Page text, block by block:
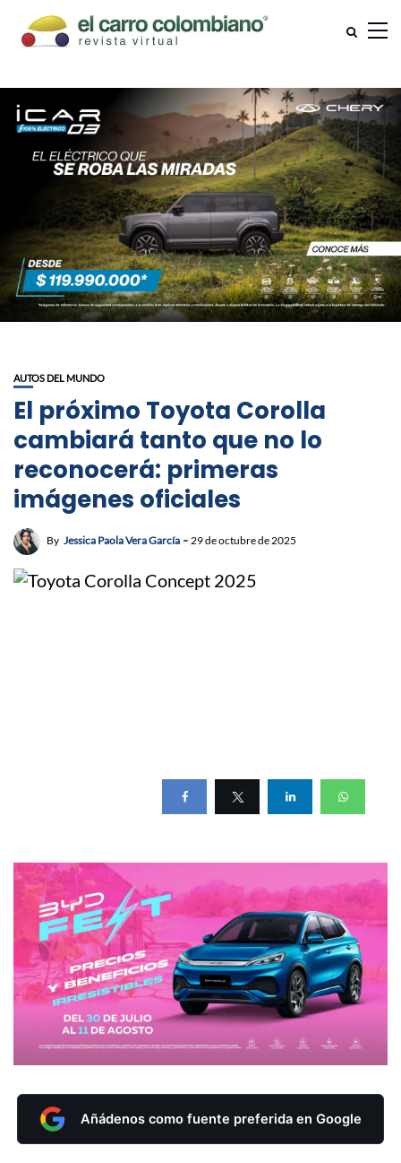
AUTOS DEL MUNDO
El próximo Toyota Corolla
cambiará tanto que no lo
reconocerá: primeras
imágenes oficiales
By Jessica Paola Vera García 29 de octubre de 2025
Añádenos como fuente preferida en Google